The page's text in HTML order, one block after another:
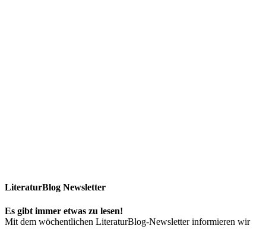
LiteraturBlog Newsletter
Es gibt immer etwas zu lesen!
Mit dem wöchentlichen LiteraturBlog-Newsletter informieren wir